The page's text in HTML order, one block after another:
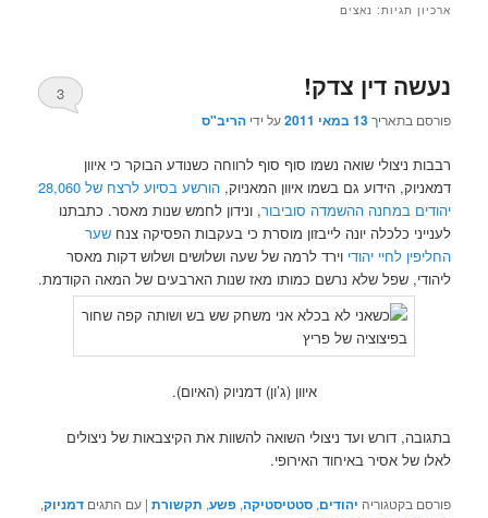
ארכיון תגיות: נאצים
נעשה דין צדק!
פורסם בתאריך13 במאי 2011 על ידיהריב"ס
3
רבבות ניצולי שואה נשמו סוף סוף לרווחה כשנודע הבוקר כי איוון
דמאניוק, הידוע גם בשמו איוון המאניוק,
הורשע בסיוע לרצח של 28,060
יהודים במחנה ההשמדה סוביבור, ונידון לחמש שנות מאסר. כתבתנו
לענייני כלכלה יונה לייבזון מוסרת כי בעקבות הפסיקה צנחשער
החליפין לחיי יהודי וירד לרמה של שעה ושלושים ושלוש דקות מאסר
ליהודי, שפל שלא נרשם כמותו מאז שנות הארבעים של המאה הקודמת.
איוון (ג’ון) דמניוק (האיום).
בתגובה, דורש ועד ניצולי השואה להשוות את הקיצבאות של ניצולים
לאלו של אסיר באיחוד האירופי.
פורסם בקטגוריה יהודים,סטטיסטיקה,פשע, תקשורת |עם התגים דמניוק,